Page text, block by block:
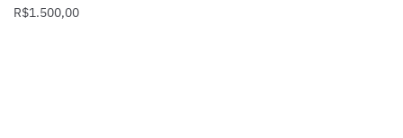
R$1.500,00